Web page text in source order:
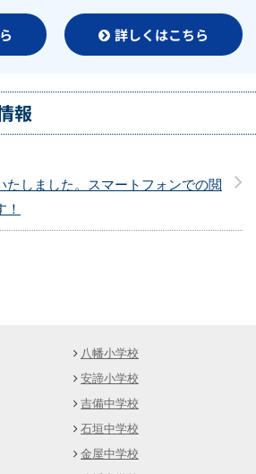
詳しくはこちら
報
たしました。スマートフォンでの閲
八幡小学校
安諦小学校
吉備中学校
石垣中学校
金屋中学校